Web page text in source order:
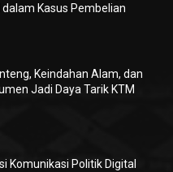
dalam Kasus Pembelian
Keindahan Alam, dan
Jadi Daya Tarik KTM
Komunikasi Politik Digital